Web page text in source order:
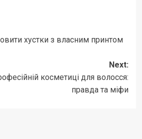
хустки з власним принтом
Next:
косметиці для волосся:
правда та міфи